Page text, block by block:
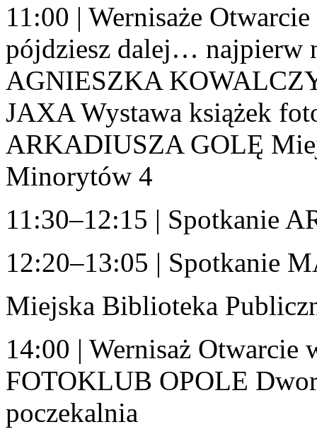
11:00 | Wernisaże
pójdziesz dalej… najpierw
AGNIESZKA
JAXA Wystawa książek
ARKADIUSZA GOLĘ
Minorytów 4
11:30–12:15 | Spotkanie
12:20–13:05 | Spotkanie
Miejska Biblioteka
14:00 | Wernisaż Otwarcie
FOTOKLUB OPOLE
poczekalnia